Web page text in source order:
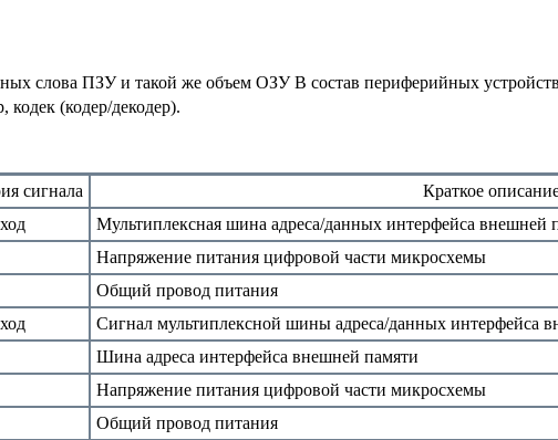
слова ПЗУ и такой же объем ОЗУ В состав периферийных
(кодер/декодер).
сигнала
Краткое
Мультиплексная шина адреса/данных интерфейса внешней
Напряжение питания цифровой части микросхемы
Общий провод питания
Сигнал мультиплексной шины адреса/данных интерфейса
Шина адреса интерфейса внешней памяти
Напряжение питания цифровой части микросхемы
Общий провод питания